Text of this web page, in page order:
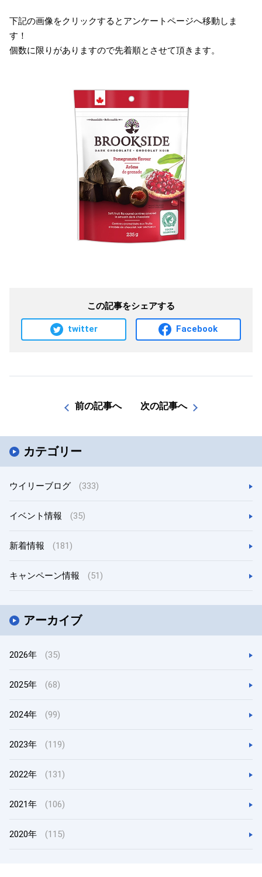
カテゴリー
ウイリーブログ (333)
イベント情報 (35)
新着情報 (181)
キャンペーン情報 (51)
アーカイブ
2026年 (35)
2025年 (68)
2024年 (99)
2023年 (119)
2022年 (131)
2021年 (106)
2020年 (115)
下記の画像をクリックするとアンケートページへ移動しま
す！
個数に限りがありますので先着順とさせて頂きます。
この記事をシェアする
twitter Facebook
前の記事へ 次の記事へ